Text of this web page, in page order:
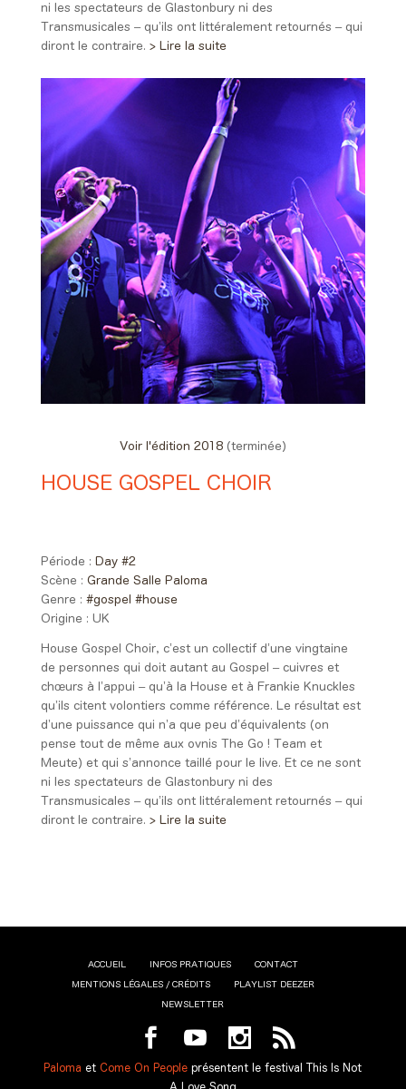
ni les spectateurs de Glastonbury ni des
Transmusicales – qu’ils ont littéralement retournés – qui
diront le contraire. > Lire la suite
Voir l'édition 2018 (terminée)
HOUSE GOSPEL CHOIR
Période : Day #2
Scène : Grande Salle Paloma
Genre : #gospel
#house
Origine : UK
House Gospel Choir, c’est un collectif d’une vingtaine
de personnes qui doit autant au Gospel – cuivres et
chœurs à l’appui – qu’à la House et à Frankie Knuckles
qu’ils citent volontiers comme référence. Le résultat est
d’une puissance qui n’a que peu d’équivalents (on
pense tout de même aux ovnis The Go ! Team et
Meute) et qui s’annonce taillé pour le live. Et ce ne sont
ni les spectateurs de Glastonbury ni des
Transmusicales – qu’ils ont littéralement retournés – qui
diront le contraire. > Lire la suite
ACCUEIL INFOS PRATIQUES CONTACT
MENTIONS LÉGALES / CRÉDITS PLAYLIST DEEZER
NEWSLETTER
Paloma et Come On People présentent le festival
This Is Not
A Love Song